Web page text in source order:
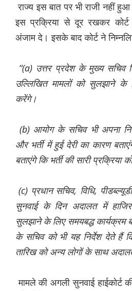
राज्य इस बात पर भी राजी नहीं
इस प्रक्रिया से दूर रखकर
अंजाम दे। इसके बाद कोर्ट ने
“(a) उत्तर प्रदेश के मुख्य सचिव
उल्लिखित मामलों को सुलझाने के
करेंगे।
(b) आयोग के सचिव भी अपना
और भर्ती में हुई देरी का कारण
बताएंगे कि भर्ती की सारी प्रक्रिया को
(c) प्रधान सचिव, विधि, पीडब्ल्यूडी
सुनवाई के दिन अदालत में हाजिर
सुलझाने के लिए समयबद्ध कार्यक्रम
के सचिव को भी यह निर्देश देते हैं
तारिख को अन्य लोगों के साथ
मामले की अगली सुनवाई हाईकोर्ट